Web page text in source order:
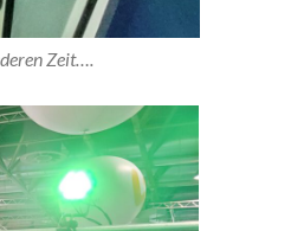
Zeit….